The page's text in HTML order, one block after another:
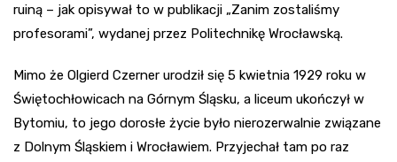
ruiną – jak opisywał to w publikacji „Zanim zostaliśmy
profesorami”, wydanej przez Politechnikę Wrocławską.
Mimo że Olgierd Czerner urodził się 5 kwietnia 1929 roku w
Świętochłowicach na Górnym Śląsku, a liceum ukończył w
Bytomiu, to jego dorosłe życie było nierozerwalnie związane
z Dolnym Śląskiem i Wrocławiem. Przyjechał tam po raz